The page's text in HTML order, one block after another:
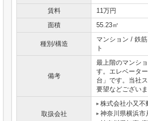
賃料 11万円
面積
55.23㎡
種別/構造
マンション / 鉄
ト
備考
最上階のマンシ
す。エレベータ
台」です。当社
要望などござい
取扱会社
株式会社小又
神奈川県横浜市